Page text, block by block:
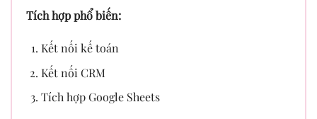
Tích hợp phổ biến:
Kết nối kế toán
Kết nối CRM
Tích hợp Google Sheets